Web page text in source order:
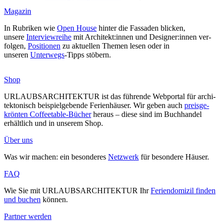
Magazin
In Rubriken wie Open House hinter die Fas­saden blicken,
unsere Inter­view­reihe mit Architekt:innen und Designer:innen ver­
folgen, Posi­tionen zu aktu­ellen Themen lesen oder in
unseren Unterwegs-Tipps stöbern.
Shop
URLAUBSARCHITEKTUR ist das füh­rende Web­portal für archi­
tek­to­nisch bei­spiel­ge­bende Feri­en­häuser. Wir geben auch preis­ge­
krönten Cof­fee­table-Bücherheraus – diese sind im Buch­handel
erhältlich und in unserem Shop.
Über uns
Was wir machen: ein beson­deres Netzwerk für besondere Häuser.
FAQ
Wie Sie mit URLAUBSARCHITEKTUR IhrFeri­en­do­mizil finden
und buchen können.
Partner werden